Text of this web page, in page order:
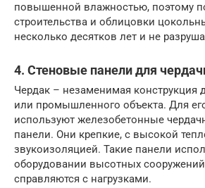
повышенной влажностью, поэтому
строительства и облицовки
несколько десятков лет и не
4. Стеновые панели для
Чердак – незаменимая конструкция
или промышленного объекта. Для
используют железобетонные
панели. Они крепкие, с высокой
звукоизоляцией. Такие панели
оборудовании высотных
справляются с нагрузками.